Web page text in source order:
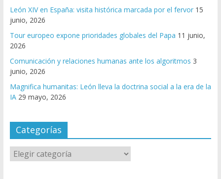
León XIV en España: visita histórica marcada por el fervor 15
junio, 2026
Tour europeo expone prioridades globales del Papa 11 junio,
2026
Comunicación y relaciones humanas ante los algoritmos 3
junio, 2026
Magnifica humanitas: León lleva la doctrina social a la era de la
IA 29 mayo, 2026
Categorías